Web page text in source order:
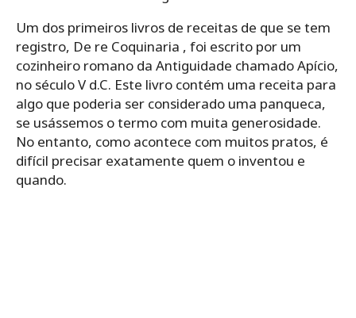
Um dos primeiros livros de receitas de que se tem
registro, De re Coquinaria , foi escrito por um
cozinheiro romano da Antiguidade chamado Apício,
no século V d.C. Este livro contém uma receita para
algo que poderia ser considerado uma panqueca,
se usássemos o termo com muita generosidade.
No entanto, como acontece com muitos pratos, é
difícil precisar exatamente quem o inventou e
quando.